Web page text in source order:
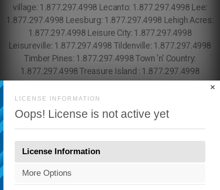
LICENSE INFORMATION
Oops! License is not active yet
×
License Information
More Options